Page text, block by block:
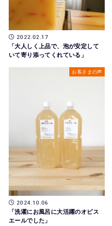
2022.02.17
「大人しく上品で、泡が安定して
いて寄り添ってくれている」
お客さまの声
2024.10.06
「洗濯にお風呂に大活躍のオピス
エールでした」